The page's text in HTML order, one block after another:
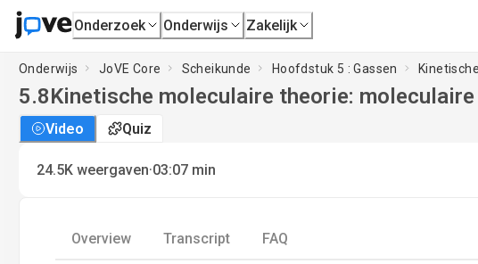
Onderzoek Onderwijs Zakelijk
Onderwijs JoVE Core Scheikunde Hoofdstuk 5 : Gassen
5.8Kinetische moleculaire theorie:
Video Quiz
24.5K weergaven·03:07 min
Overview Transcript FAQ